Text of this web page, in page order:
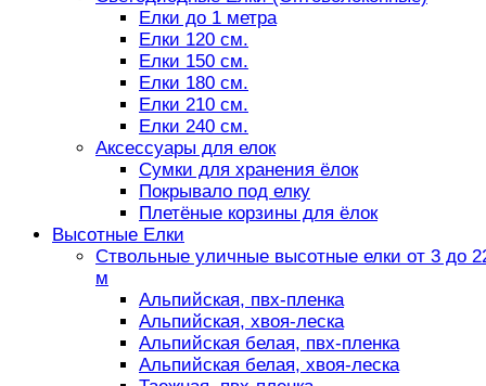
Елки до 1 метра
Елки 120 см.
Елки 150 см.
Елки 180 см.
Елки 210 см.
Елки 240 см.
Аксессуары для елок
Сумки для хранения ёлок
Покрывало под елку
Плетёные корзины для ёлок
Высотные Елки
Ствольные уличные высотные елки от 3 до
м
Альпийская, пвх-пленка
Альпийская, хвоя-леска
Альпийская белая, пвх-пленка
Альпийская белая, хвоя-леска